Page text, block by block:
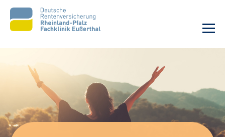
Unsere Klinik
Unsere Angebote
Ihre Rehabilitation